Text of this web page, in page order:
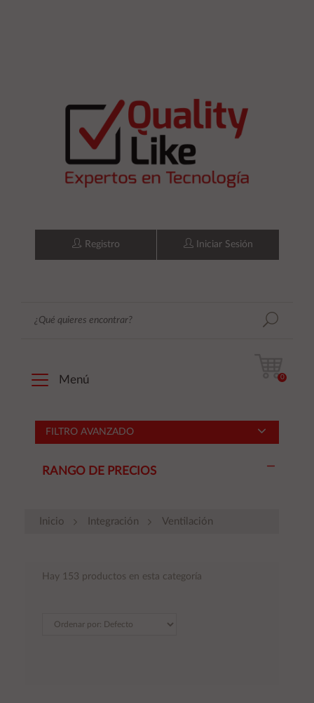
Registro Iniciar Sesión
Menú 0
FILTRO AVANZADO
RANGO DE PRECIOS
Inicio Integración Ventilación
Hay 153 productos en esta categoría